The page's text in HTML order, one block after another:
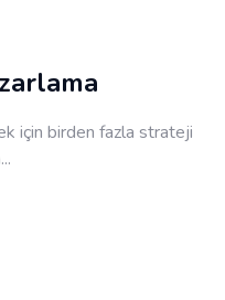
için birden fazla strateji